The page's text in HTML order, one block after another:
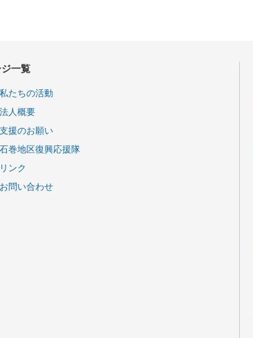
一覧
私たちの活動
法人概要
支援のお願い
石巻地区復興応援隊
リンク
お問い合わせ